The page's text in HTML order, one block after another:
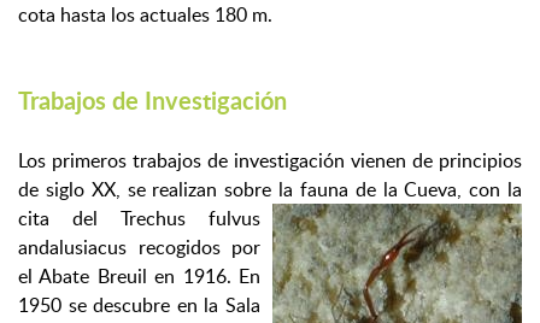
cota hasta los actuales 180 m.
Trabajos de Investigación
Los primeros trabajos de investigación vienen de principios
de siglo XX, se realizan sobre la fauna de la Cueva, con la
cita del Trechus fulvus
andalusiacus recogidos por
el Abate Breuil en 1916. En
1950 se descubre en la Sala